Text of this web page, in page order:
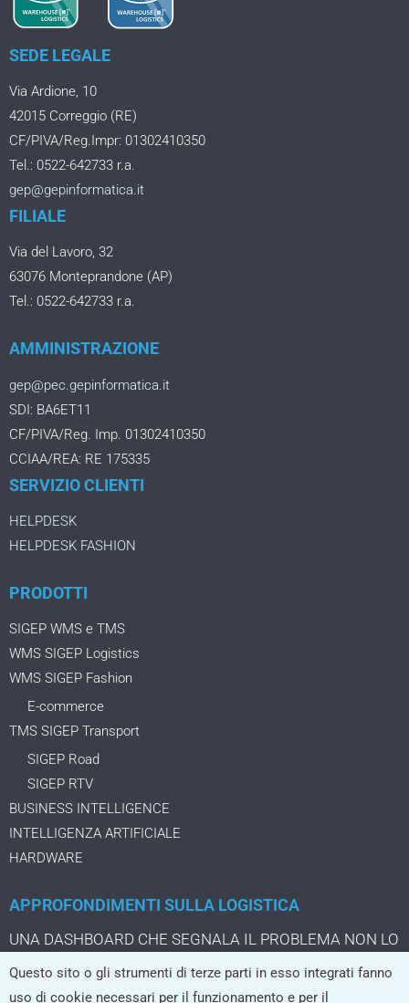
SEDE LEGALE
Via Ardione, 10
42015 Correggio (RE)
CF/PIVA/Reg.Impr: 01302410350
Tel.: 0522-642733 r.a.
gep@gepinformatica.it
FILIALE
Via del Lavoro, 32
63076 Monteprandone (AP)
Tel.: 0522-642733 r.a.
AMMINISTRAZIONE
gep@pec.gepinformatica.it
SDI: BA6ET11
CF/PIVA/Reg. Imp. 01302410350
CCIAA/REA: RE 175335
SERVIZIO CLIENTI
HELPDESK
HELPDESK FASHION
PRODOTTI
SIGEP WMS e TMS
WMS SIGEP Logistics
WMS SIGEP Fashion
E-commerce
TMS SIGEP Transport
SIGEP Road
SIGEP RTV
BUSINESS INTELLIGENCE
INTELLIGENZA ARTIFICIALE
HARDWARE
APPROFONDIMENTI SULLA LOGISTICA
UNA DASHBOARD CHE SEGNALA IL PROBLEMA NON LO
IL PACCO DA TRE EURO CHE CAMBIA LA LOGISTICA
Questo sito o gli strumenti di terze parti in esso integrati fanno
uso di cookie necessari per il funzionamento e per il